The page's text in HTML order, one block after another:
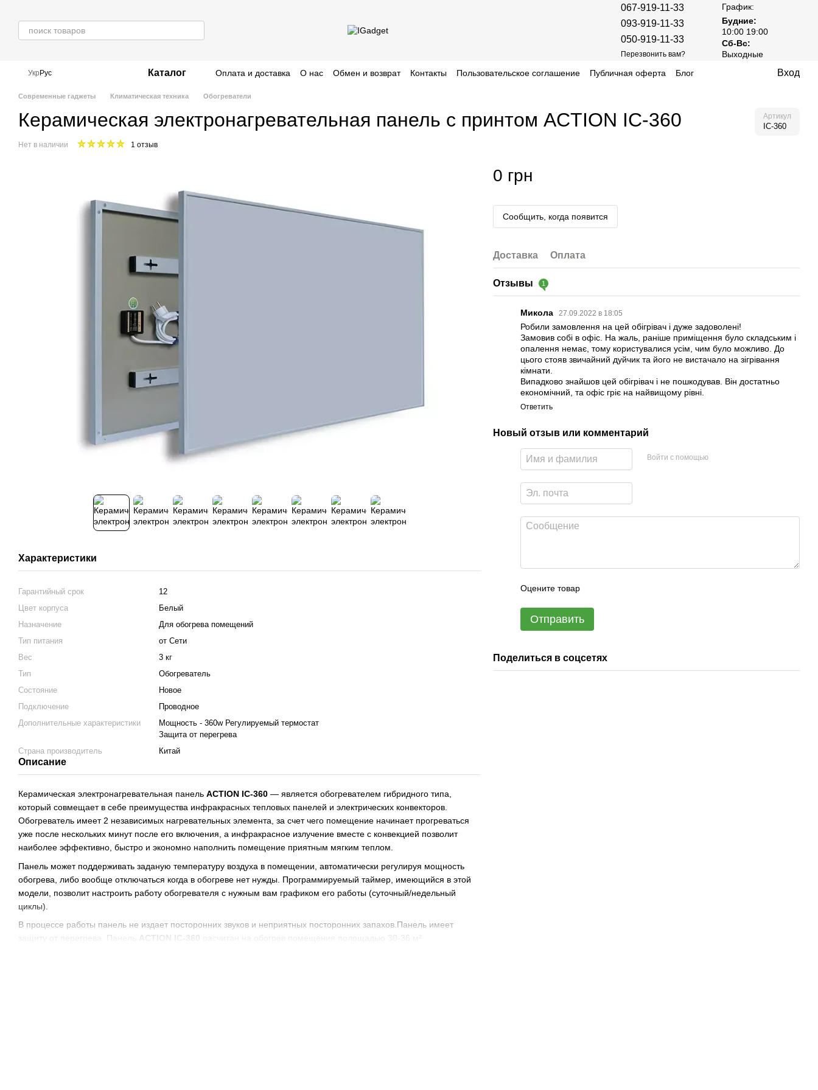
067-919-11-33
093-919-11-33
050-919-11-33
Перезвонить вам?
График:
Будние:
10:00 19:00
Сб-Вс:
Выходные
Укр Рус Каталог Оплата и доставка О нас Обмен и возврат Контакты Пользовательское соглашение Публичная оферта Блог Вход
Современные гаджеты Климатическая техника Обогреватели
Керамическая электронагревательная панель с принтом ACTION IC-360 Артикул
IC-360
Нет в наличии 1 отзыв
Характеристики
Гарантийный срок
12
Цвет корпуса
Белый
Назначение
Для обогрева помещений
Тип питания
от Сети
Вес
3 кг
Тип
Обогреватель
Состояние
Новое
Подключение
Проводное
Дополнительные характеристики
Мощность - 360w Регулируемый термостат
Защита от перегрева
Страна производитель
Китай
Описание
Керамическая электронагревательная панель ACTION IC-360 — является обогревателем гибридного типа,
который совмещает в себе преимущества инфракрасных тепловых панелей и электрических конвекторов.
Обогреватель имеет 2 независимых нагревательных элемента, за счет чего помещение начинает прогреваться
уже после нескольких минут после его включения, а инфракрасное излучение вместе с конвекцией позволит
наиболее эффективно, быстро и экономно наполнить помещение приятным мягким теплом.
Панель может поддерживать заданую температуру воздуха в помещении, автоматически регулируя мощность
обогрева, либо вообще отключаться когда в обогреве нет нужды. Программируемый таймер, имеющийся в этой
модели, позволит настроить работу обогревателя с нужным вам графиком его работы (суточный/недельный
циклы).
В процессе работы панель не издает посторонних звуков и неприятных посторонних запахов.Панель имеет
защиту от перегрева. Панель
ACTION IC-360 расчитан на обогрев помещения полощадью 30-36 м².
0 грн
Сообщить, когда появится
Доставка Оплата
Отзывы 1
Микола 27.09.2022 в 18:05
Робили замовлення на цей обігрівач і дуже задоволені!
Замовив собі в офіс. На жаль, раніше приміщення було складським і
опалення немає, тому користувалися усім, чим було можливо. До
цього стояв звичайний дуйчик та його не вистачало на зігрівання
кімнати.
Випадково знайшов цей обігрівач і не пошкодував. Він достатньо
економічний, та офіс гріє на найвищому рівні.
Ответить
Новый отзыв или комментарий
Войти с помощью
Оцените товар
Отправить
Поделиться в соцсетях